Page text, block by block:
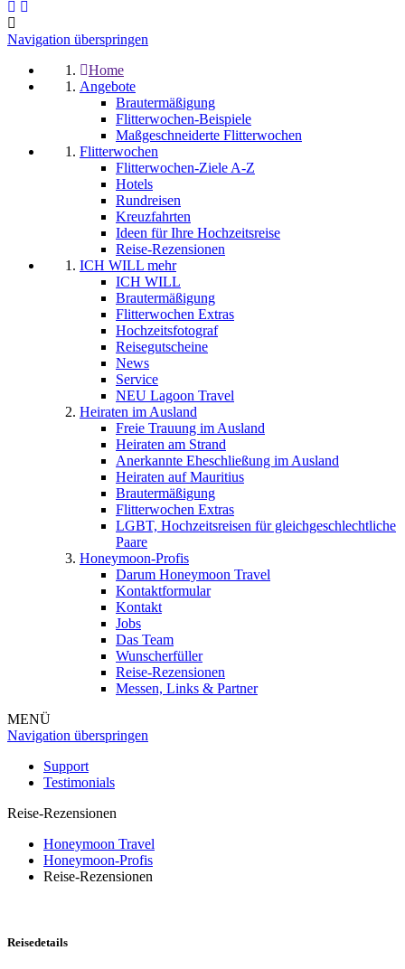
Navigation überspringen
Home
Angebote
Brautermäßigung
Flitterwochen-Beispiele
Maßgeschneiderte Flitterwochen
Flitterwochen
Flitterwochen-Ziele A-Z
Hotels
Rundreisen
Kreuzfahrten
Ideen für Ihre Hochzeitsreise
Reise-Rezensionen
ICH WILL mehr
ICH WILL
Brautermäßigung
Flitterwochen Extras
Hochzeitsfotograf
Reisegutscheine
News
Service
NEU Lagoon Travel
Heiraten im Ausland
Freie Trauung im Ausland
Heiraten am Strand
Anerkannte Eheschließung im Ausland
Heiraten auf Mauritius
Brautermäßigung
Flitterwochen Extras
LGBT, Hochzeitsreisen für gleichgeschlechtliche
Paare
Honeymoon-Profis
Darum Honeymoon Travel
Kontaktformular
Kontakt
Jobs
Das Team
Wunscherfüller
Reise-Rezensionen
Messen, Links & Partner
MENÜ
Navigation überspringen
Support
Testimonials
Reise-Rezensionen
Honeymoon Travel
Honeymoon-Profis
Reise-Rezensionen
Reisedetails